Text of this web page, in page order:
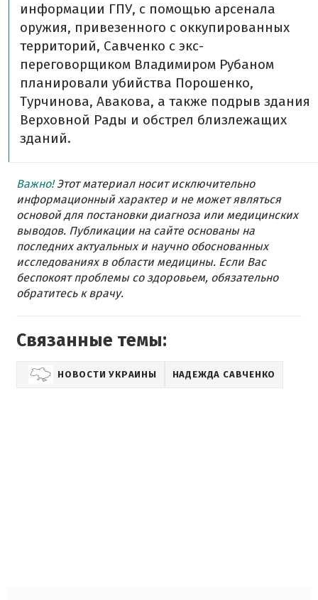
информации ГПУ, с помощью арсенала
оружия, привезенного с оккупированных
территорий, Савченко с экс-
переговорщиком Владимиром Рубаном
планировали убийства Порошенко,
Турчинова, Авакова, а также подрыв здания
Верховной Рады и обстрел близлежащих
зданий.
Важно!Этот материал носит исключительно
информационный характер и не может являться
основой для постановки диагноза или медицинских
выводов. Публикации на сайте основаны на
последних актуальных и научно обоснованных
исследованиях в области медицины. Если Вас
беспокоят проблемы со здоровьем, обязательно
обратитесь к врачу.
Связанные темы:
НОВОСТИ УКРАИНЫ НАДЕЖДА САВЧЕНКО